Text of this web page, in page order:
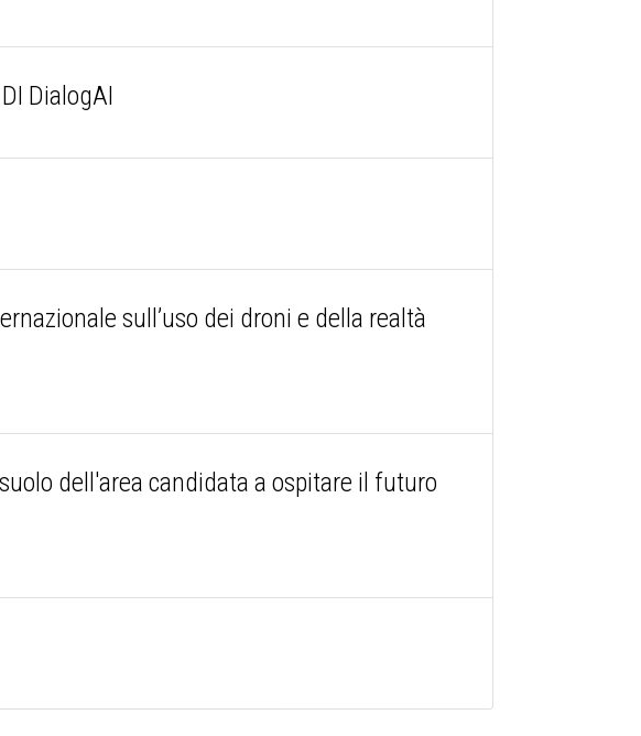
DialogAI
sull’uso dei droni e della realtà
dell'area candidata a ospitare il futuro